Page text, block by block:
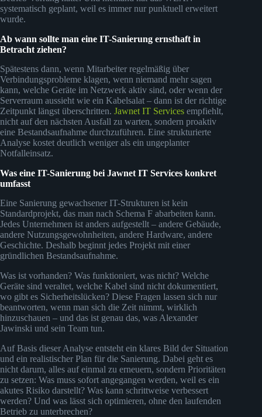
systematisch geplant, weil es immer nur punktuell erweitert
wurde.
Ab wann sollte man eine IT-Sanierung ernsthaft in
Betracht ziehen?
Spätestens dann, wenn Mitarbeiter regelmäßig über
Verbindungsprobleme klagen, wenn niemand mehr sagen
kann, welche Geräte im Netzwerk aktiv sind, oder wenn der
Serverraum aussieht wie ein Kabelsalat – dann ist der richtige
Zeitpunkt längst überschritten. Jawnet IT Services empfiehlt,
nicht auf den nächsten Ausfall zu warten, sondern proaktiv
eine Bestandsaufnahme durchzuführen. Eine strukturierte
Analyse kostet deutlich weniger als ein ungeplanter
Notfalleinsatz.
Was eine IT-Sanierung bei Jawnet IT Services konkret
umfasst
Eine Sanierung gewachsener IT-Strukturen ist kein
Standardprojekt, das man nach Schema F abarbeiten kann.
Jedes Unternehmen ist anders aufgestellt – andere Gebäude,
andere Nutzungsgewohnheiten, andere Hardware, andere
Geschichte. Deshalb beginnt jedes Projekt mit einer
gründlichen Bestandsaufnahme.
Was ist vorhanden? Was funktioniert, was nicht? Welche
Geräte sind veraltet, welche Kabel sind nicht dokumentiert,
wo gibt es Sicherheitslücken? Diese Fragen lassen sich nur
beantworten, wenn man sich die Zeit nimmt, wirklich
hinzuschauen – und das ist genau das, was Alexander
Jawinski und sein Team tun.
Auf Basis dieser Analyse entsteht ein klares Bild der Situation
und ein realistischer Plan für die Sanierung. Dabei geht es
nicht darum, alles auf einmal zu erneuern, sondern Prioritäten
zu setzen: Was muss sofort angegangen werden, weil es ein
akutes Risiko darstellt? Was kann schrittweise verbessert
werden? Und was lässt sich optimieren, ohne den laufenden
Betrieb zu unterbrechen?